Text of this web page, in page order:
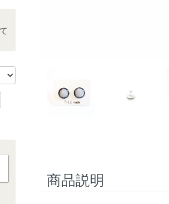
商品説明